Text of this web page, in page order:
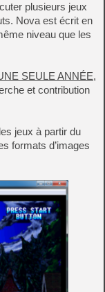
plusieurs jeux
Nova est écrit en
niveau que les
SEULE ANNÉE,
et contribution
jeux à partir du
formats d’images